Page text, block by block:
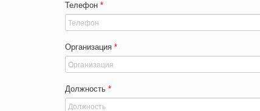
Телефон *
Организация *
Должность *